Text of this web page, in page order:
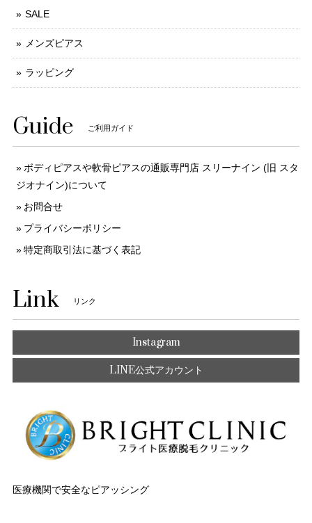
SALE
メンズピアス
ラッピング
Guide ご利用ガイド
ボディピアスや軟骨ピアスの通販専門店 スリーナイン (旧 スタ
ジオナイン)について
お問合せ
プライバシーポリシー
特定商取引法に基づく表記
Link リンク
Instagram
LINE公式アカウント
医療機関で安全なピアッシング